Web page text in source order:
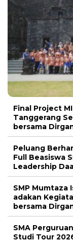
Final Project
Tanggerang
bersama
Peluang
Full Beasiswa
Leadership
SMP Mumtaza
adakan
bersama
SMA
Studi Tour